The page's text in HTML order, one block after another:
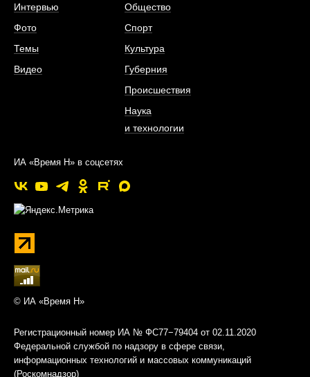
Интервью
Фото
Темы
Видео
Общество
Спорт
Культура
Губерния
Происшествия
Наука
и технологии
ИА «Время Н» в соцсетях
© ИА «Время Н»
Регистрационный номер ИА № ФС77−79404 от 02.11.2020
Федеральной службой по надзору в сфере связи,
информационных технологий и массовых коммуникаций
(Роскомнадзор)